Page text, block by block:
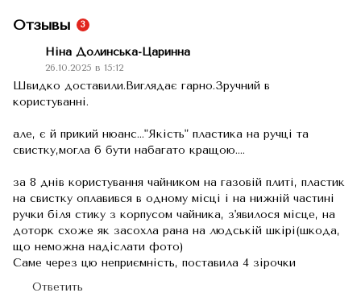
Отзывы 3
Ніна Долинська-Царинна
26.10.2025 в 15:12
Швидко доставили.Виглядає гарно.Зручний в
користуванні.
але, є й прикий нюанс..."Якість" пластика на ручці та
свистку,могла б бути набагато кращою....
за 8 днів користування чайником на газовій плиті, пластик
на свистку оплавився в одному місці і на нижній частині
ручки біля стику з корпусом чайника, з'явилося місце, на
доторк схоже як засохла рана на людській шкірі(шкода,
що неможна надіслати фото)
Саме через цю неприємність, поставила 4 зірочки
Ответить